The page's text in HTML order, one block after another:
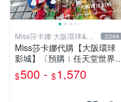
Miss莎卡娜 大阪環球&迪
士尼代購
2344
Miss莎卡娜代購【大阪環球
影城】〔預購﹞任天堂世界
瑪利歐 路易吉 耀西 奇諾比奧
碧姬公主 無敵星星 蘑菇 大金
$500 - $1,570